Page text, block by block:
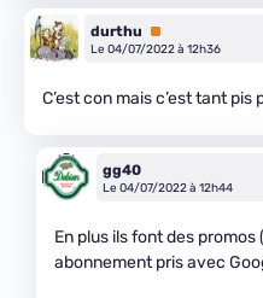
durthu
Premium
Le 04/07/2022 à 12h36
C’est con mais c’est tant pis
gg40
Le 04/07/2022 à 12h44
En plus ils font des promos
abonnement pris avec